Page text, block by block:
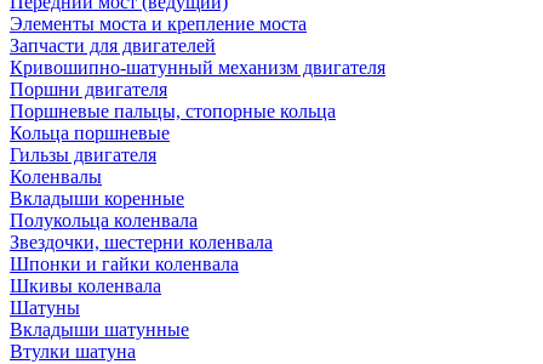
Элементы моста и крепление моста
Запчасти для двигателей
Кривошипно-шатунный механизм двигателя
Поршни двигателя
Поршневые пальцы, стопорные кольца
Кольца поршневые
Гильзы двигателя
Коленвалы
Вкладыши коренные
Полукольца коленвала
Звездочки, шестерни коленвала
Шпонки и гайки коленвала
Шкивы коленвала
Шатуны
Вкладыши шатунные
Втулки шатуна